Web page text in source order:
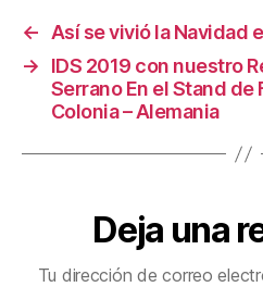
←
Así se vivió la Navidad
→
IDS 2019 con nuestro
Serrano En el Stand de
Colonia – Alemania
Deja una
Tu dirección de correo